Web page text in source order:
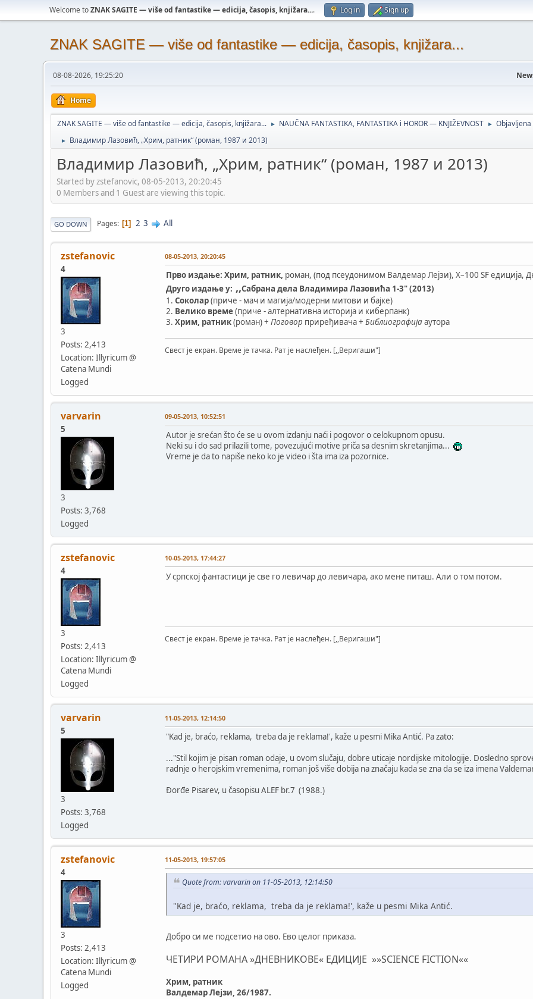
Welcome toZNAK SAGITE — više od fantastike — edicija, časopis, knjižara.... Log in Sign up
ZNAK SAGITE — više od fantastike — edicija, časopis, knjižara...
08-08-2026, 19:25:20
Home
ZNAK SAGITE — više od fantastike — edicija, časopis, knjižara... ► NAUČNA FANTASTIKA, FANTASTIKA i HOROR — KNJIŽEVNOST ►
► Владимир Лазовић, „Хрим, ратник“ (роман, 1987 и 2013)
Владимир Лазовић, „Хрим, ратник“ (роман, 1987 и 2013)
Started by zstefanovic, 08-05-2013, 20:20:45
0 Members and 1 Guest are viewing this topic.
GO DOWN Pages 1 2 3 All
zstefanovic
4
3
Posts: 2,413
Location: Illyricum @
Catena Mundi
Logged
08-05-2013, 20:20:45
Прво издање: Хрим, ратник роман, (под псеудонимом Валдемар Лејзи), X–100 SF едиција,
Друго издање у: ,,Сабрана дела Владимира Лазовића 1-3" (2013)
1. Соколар(приче - мач и магија/модерни митови и бајке)
2. Велико време(приче - алтернативна историја и киберпанк)
3. Хрим, ратник(роман) + Поговор приређивача + Библиографијааутора
Свест је екран. Време је тачка. Рат је наслеђен. [,,Веригаши"]
varvarin
5
3
Posts: 3,768
Logged
09-05-2013, 10:52:51
Autor je srećan što će se u ovom izdanju naći i pogovor o celokupnom opusu.
Neki su i do sad prilazili tome, povezujući motive priča sa desnim skretanjima...
Vreme je da to napiše neko ko je video i šta ima iza pozornice.
zstefanovic
4
3
Posts: 2,413
Location: Illyricum @
Catena Mundi
Logged
10-05-2013, 17:44:27
У српској фантастици је све го левичар до левичара, ако мене питаш. Али о том потом.
Свест је екран. Време је тачка. Рат је наслеђен. [,,Веригаши"]
varvarin
5
3
Posts: 3,768
Logged
11-05-2013, 12:14:50
"Kad je, braćo, reklama, treba da je reklama!', kaže u pesmi Mika Antić. Pa zato:
..."Stil kojim je pisan roman odaje, u ovom slučaju, dobre uticaje nordijske mitologije. Dosledno
radnje o herojskim vremenima, roman još više dobija na značaju kada se zna da se iza imena
Đorđe Pisarev, u časopisu ALEF br.7 (1988.)
zstefanovic
4
3
Posts: 2,413
Location: Illyricum @
Catena Mundi
Logged
11-05-2013, 19:57:05
Quote from: varvarin on 11-05-2013, 12:14:50
"Kad je, braćo, reklama, treba da je reklama!', kaže u pesmi Mika Antić.
Добро си ме подсетио на ово. Ево целог приказа.
ЧЕТИРИ РОМАНА »ДНЕВНИКОВЕ« ЕДИЦИЈЕ »»SCIENCE FICTION««
Хрим, ратник
Валдемар Лејзи, 26/1987.